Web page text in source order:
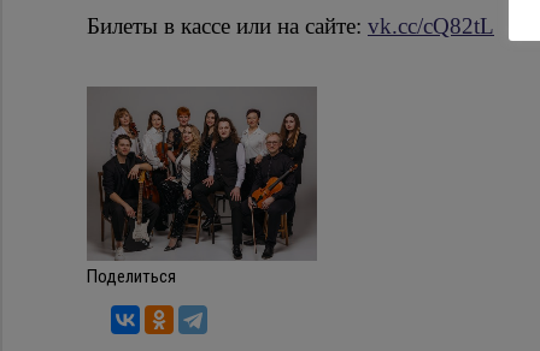
Билеты в кассе или на сайте: vk.cc/cQ82tL
Поделиться